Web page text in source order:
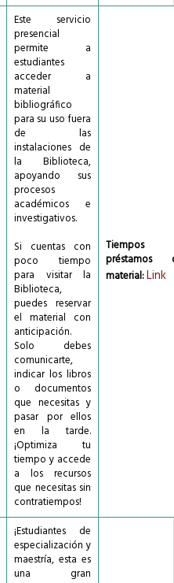
Este servicio
presencial
permite a
estudiantes
acceder a
material
bibliográfico
para su uso fuera
de las
instalaciones de
la Biblioteca,
apoyando sus
procesos
académicos e
investigativos.
Si cuentas con
poco tiempo
para visitar la
Biblioteca,
puedes reservar
el material con
anticipación.
Solo debes
comunicarte,
indicar los libros
o documentos
que necesitas y
pasar por ellos
en la tarde.
¡Optimiza tu
tiempo y accede
a los recursos
que necesitas sin
contratiempos!
Tiempos
préstamos
material:Link
¡Estudiantes de
especialización y
maestría, esta es
una gran